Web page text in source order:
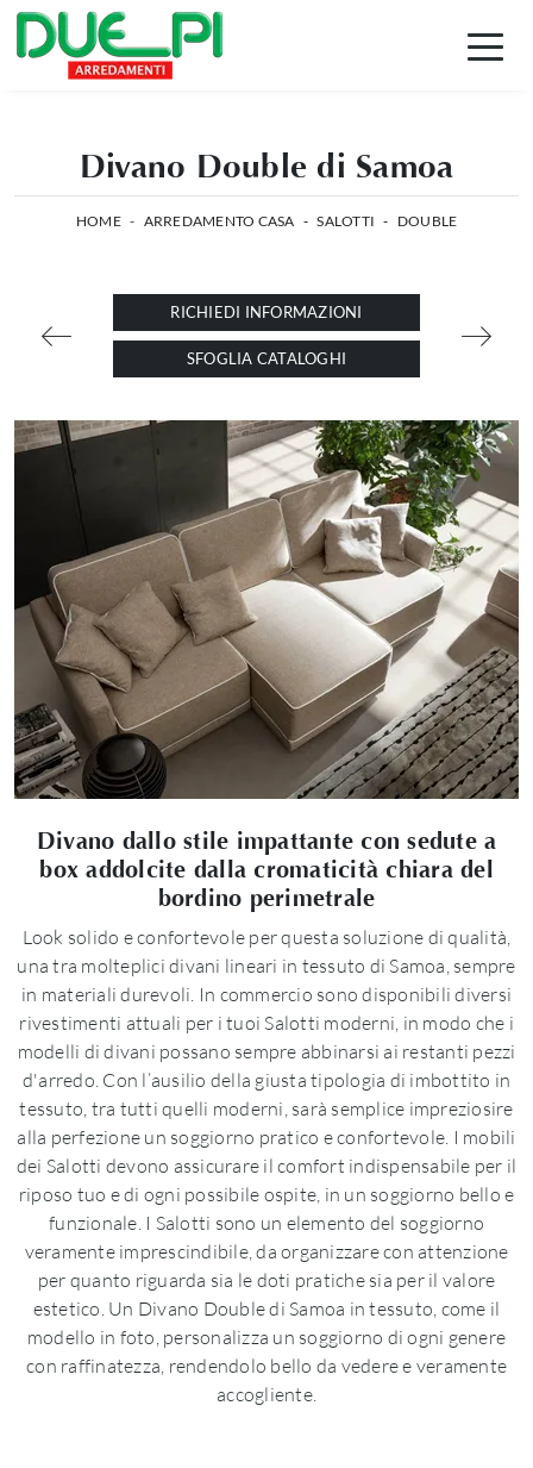
Divano Double di Samoa
HOME - ARREDAMENTO CASA - SALOTTI - DOUBLE
RICHIEDI INFORMAZIONI
SFOGLIA CATALOGHI
Divano dallo stile impattante con sedute a
box addolcite dalla cromaticità chiara del
bordino perimetrale
Look solido e confortevole per questa soluzione di qualità,
una tra molteplici divani lineari in tessuto di Samoa, sempre
in materiali durevoli. In commercio sono disponibili diversi
rivestimenti attuali per i tuoi Salotti moderni, in modo che i
modelli di divani possano sempre abbinarsi ai restanti pezzi
d'arredo. Con l’ausilio della giusta tipologia di imbottito in
tessuto, tra tutti quelli moderni, sarà semplice impreziosire
alla perfezione un soggiorno pratico e confortevole. I mobili
dei Salotti devono assicurare il comfort indispensabile per il
riposo tuo e di ogni possibile ospite, in un soggiorno bello e
funzionale. I Salotti sono un elemento del soggiorno
veramente imprescindibile, da organizzare con attenzione
per quanto riguarda sia le doti pratiche sia per il valore
estetico. Un Divano Double di Samoa in tessuto, come il
modello in foto, personalizza un soggiorno di ogni genere
con raffinatezza, rendendolo bello da vedere e veramente
accogliente.